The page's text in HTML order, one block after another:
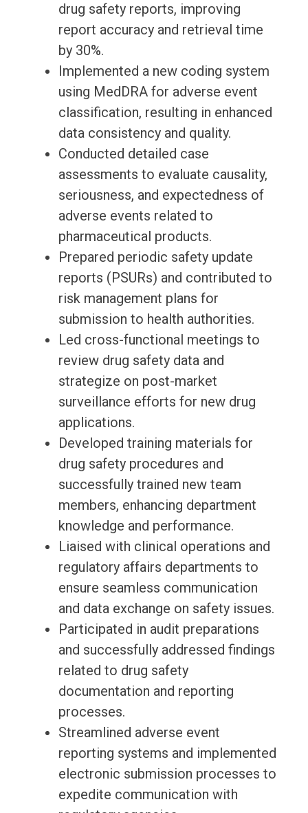
drug safety reports, improving
report accuracy and retrieval time
by 30%.
Implemented a new coding system
using MedDRA for adverse event
classification, resulting in enhanced
data consistency and quality.
Conducted detailed case
assessments to evaluate causality,
seriousness, and expectedness of
adverse events related to
pharmaceutical products.
Prepared periodic safety update
reports (PSURs) and contributed to
risk management plans for
submission to health authorities.
Led cross-functional meetings to
review drug safety data and
strategize on post-market
surveillance efforts for new drug
applications.
Developed training materials for
drug safety procedures and
successfully trained new team
members, enhancing department
knowledge and performance.
Liaised with clinical operations and
regulatory affairs departments to
ensure seamless communication
and data exchange on safety issues.
Participated in audit preparations
and successfully addressed findings
related to drug safety
documentation and reporting
processes.
Streamlined adverse event
reporting systems and implemented
electronic submission processes to
expedite communication with